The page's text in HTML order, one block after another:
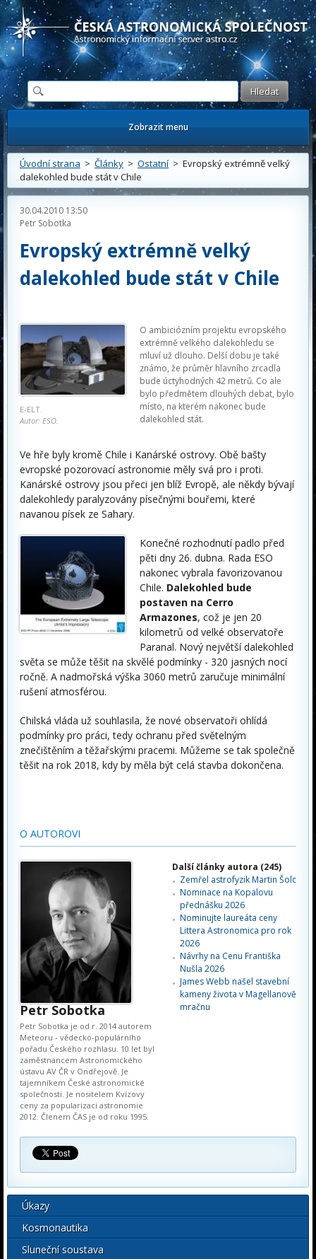
Česká astronomická společnost - Informační astronomický server
Zobrazit menu
Úvodní strana > Články > Ostatní> Evropský extrémně velký
dalekohled bude stát v Chile
30.04.2010 13:50
Petr Sobotka
Evropský extrémně velký
dalekohled bude stát v Chile
E-ELT.
Autor: ESO.
O ambiciózním projektu evropského
extrémně velkého dalekohledu se
mluví už dlouho. Delší dobu je také
známo, že průměr hlavního zrcadla
bude úctyhodných 42 metrů. Co ale
bylo předmětem dlouhých debat, bylo
místo, na kterém nakonec bude
dalekohled stát.
Ve hře byly kromě Chile i Kanárské ostrovy. Obě bašty
evropské pozorovací astronomie měly svá pro i proti.
Kanárské ostrovy jsou přeci jen blíž Evropě, ale někdy bývají
dalekohledy paralyzovány písečnými bouřemi, které
navanou písek ze Sahary.
Konečné rozhodnutí padlo před
pěti dny 26. dubna. Rada ESO
nakonec vybrala favorizovanou
Chile. Dalekohled bude
postaven na Cerro
Armazones, což je jen 20
kilometrů od velké observatoře
Paranal. Nový největší dalekohled
světa se může těšit na skvělé podmínky - 320 jasných nocí
ročně. A nadmořská výška 3060 metrů zaručuje minimální
rušení atmosférou.
Chilská vláda už souhlasila, že nové observatoři ohlídá
podmínky pro práci, tedy ochranu před světelným
znečištěním a těžařskými pracemi. Můžeme se tak společně
těšit na rok 2018, kdy by měla být celá stavba dokončena.
O AUTOROVI
Petr Sobotka
Petr Sobotka je od r. 2014 autorem
Meteoru - vědecko-populárního
pořadu Českého rozhlasu. 10 let byl
zaměstnancem Astronomického
ústavu AV ČR v Ondřejově. Je
tajemníkem České astronomické
společnosti. Je nositelem Kvízovy
ceny za popularizaci astronomie
2012. Členem ČAS je od roku 1995.
Další články autora (245)
Zemřel astrofyzik Martin Šolc
Nominace na Kopalovu
přednášku 2026
Nominujte laureáta ceny
Littera Astronomica pro rok
2026
Návrhy na Cenu Františka
Nušla 2026
James Webb našel stavební
kameny života v Magellanově
mračnu
Úkazy
Kosmonautika
Sluneční soustava